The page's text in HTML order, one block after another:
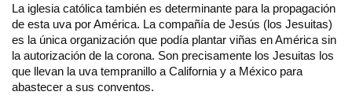
La iglesia católica también es determinante para la propagación
de esta uva por América. La compañía de Jesús (los Jesuitas)
es la única organización que podía plantar viñas en América sin
la autorización de la corona. Son precisamente los Jesuitas los
que llevan la uva tempranillo a California y a México para
abastecer a sus conventos.